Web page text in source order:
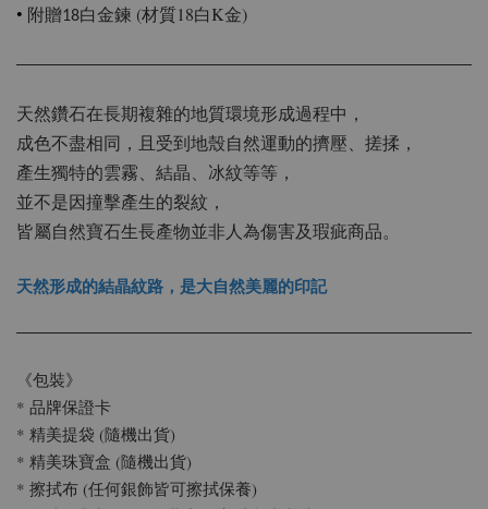
• 附贈18白金鍊 (材質18白K金)
天然鑽石在長期複雜的地質環境形成過程中，
成色不盡相同，且受到地殼自然運動的擠壓、搓揉，
產生獨特的雲霧、結晶、冰紋等等，
並不是因撞擊產生的裂紋，
皆屬自然寶石生長產物並非人為傷害及瑕疵商品。
天然形成的結晶紋路，是大自然美麗的印記
《包裝》
* 品牌保證卡
* 精美提袋 (隨機出貨)
* 精美珠寶盒 (隨機出貨)
* 擦拭布 (任何銀飾皆可擦拭保養)